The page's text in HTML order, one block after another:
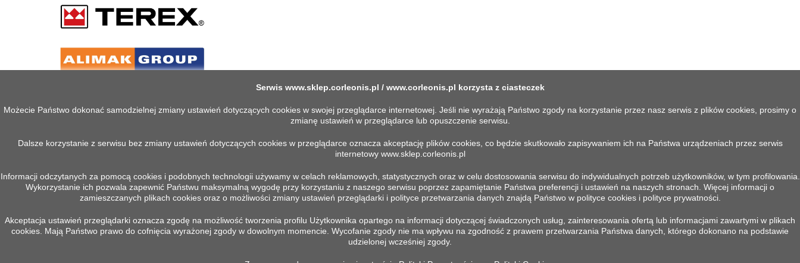
PRODUKTY
Promocje
Nowe produkty
INFORMACJE
Polityka Prywatności
TWOJE KONTO
Moje konto
KONTAKT
Corleonis S.A.
Serwis www.sklep.corleonis.pl / www.corleonis.pl korzysta z ciasteczek
Możecie Państwo dokonać samodzielnej zmiany ustawień dotyczących cookies w swojej przeglądarce internetowej. Jeśli nie wyrażają Państwo zgody na korzystanie przez nasz serwis z plików cookies, prosimy o
zmianę ustawień w przeglądarce lub opuszczenie serwisu.
Dalsze korzystanie z serwisu bez zmiany ustawień dotyczących cookies w przeglądarce oznacza akceptację plików cookies, co będzie skutkowało zapisywaniem ich na Państwa urządzeniach przez serwis
internetowy www.sklep.corleonis.pl
Informacji odczytanych za pomocą cookies i podobnych technologii używamy w celach reklamowych, statystycznych oraz w celu dostosowania serwisu do indywidualnych potrzeb użytkowników, w tym profilowania.
Wykorzystanie ich pozwala zapewnić Państwu maksymalną wygodę przy korzystaniu z naszego serwisu poprzez zapamiętanie Państwa preferencji i ustawień na naszych stronach. Więcej informacji o
zamieszczanych plikach cookies oraz o możliwości zmiany ustawień przeglądarki i polityce przetwarzania danych znajdą Państwo w polityce cookies i polityce prywatności.
Akceptacja ustawień przeglądarki oznacza zgodę na możliwość tworzenia profilu Użytkownika opartego na informacji dotyczącej świadczonych usług, zainteresowania ofertą lub informacjami zawartymi w plikach
cookies. Mają Państwo prawo do cofnięcia wyrażonej zgody w dowolnym momencie. Wycofanie zgody nie ma wpływu na zgodność z prawem przetwarzania Państwa danych, którego dokonano na podstawie
udzielonej wcześniej zgody.